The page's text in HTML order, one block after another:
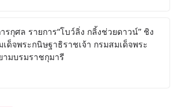
กุศล รายการ“โบว์ลิ่ง กลิ้งช่วยดาวน์” ชิง
ด็จพระกนิษฐาธิราชเจ้า กรมสมเด็จพระ
มบรมราชกุมารี